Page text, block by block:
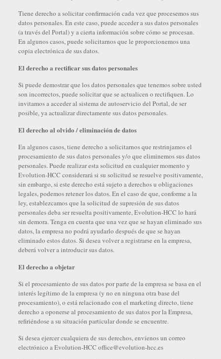
Tiene derecho a solicitar confirmación cada vez que procesemos sus
datos personales. En este caso, puede acceder a sus datos personales
(a través del Portal) y a cierta información sobre cómo se procesan.
En algunos casos, puede solicitarnos que le proporcionemos una
copia electrónica de sus datos.
El derecho a rectificar sus datos personales
Si puede demostrar que los datos personales que tenemos sobre usted
son incorrectos, puede solicitar que se actualicen o rectifiquen. Lo
invitamos a acceder al sistema de autoservicio del Portal, de ser
posible, ya actualizar directamente sus datos personales.
El derecho al olvido / eliminación de datos
En algunos casos, tiene derecho a solicitarnos que restrinjamos el
procesamiento de sus datos personales y/o que eliminemos sus datos
personales. Puede realizar esta solicitud en cualquier momento y
Evolution-HCC considerará si su solicitud se resuelve positivamente,
sin embargo, si este derecho está sujeto a derechos u obligaciones
legales, podemos retener los datos. En el caso de que, conforme a la
ley, establezcamos que la solicitud de supresión de sus datos
personales deba ser resuelta positivamente, Evolution-HCC lo hará
sin demora. Tenga en cuenta que una vez que se hayan eliminado sus
datos, la empresa no podrá ayudarlo después de que se hayan
eliminado estos datos. Si desea volver a registrarse en la empresa,
deberá volver a introducir sus datos.
El derecho a objetar
Si el procesamiento de sus datos por parte de la empresa se basa en el
interés legítimo de la empresa (y no en ninguna otra base del
procesamiento), o está relacionado con el marketing directo, tiene
derecho a oponerse al procesamiento de sus datos por la Empresa,
refiriéndose a su situación particular donde se encuentre.
Si desea ejercer cualquiera de sus derechos, envíenos un correo
electrónico a Evolution-HCC office@evolution-hcc.es